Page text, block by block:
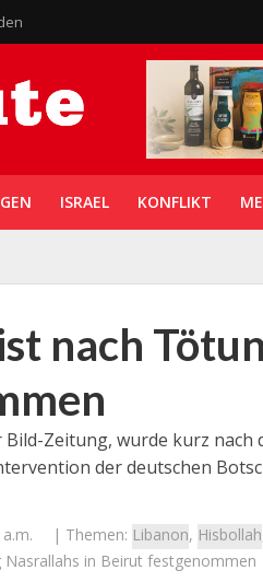
ISRAEL KONFLIKT
nach
Zeitung, wurde kurz nach
der deutschen
| Themen: Libanon, Hisbollah
in Beirut festgenommen